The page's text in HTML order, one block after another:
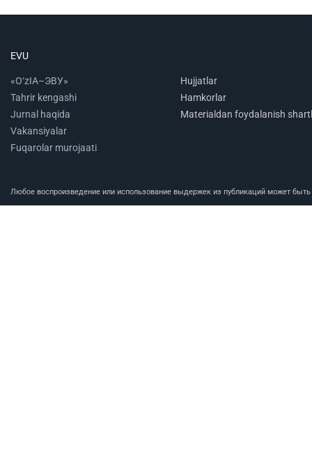
EVU
«O‘zIA–ЭВУ»
Tahrir kengashi
Jurnal haqida
Vakansiyalar
Fuqarolar murojaati
Hujjatlar
Hamkorlar
Materialdan foydalanish
Любое воспроизведение или использование выдержек из публикаций может